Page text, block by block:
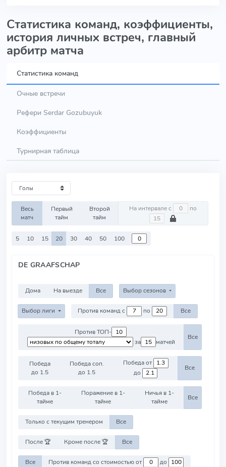
Статистика команд, коэффициенты,
история личных встреч, главный
арбитр матча
Статистика команд
Очные встречи
Рефери Serdar Gozubuyuk
Коэффициенты
Турнирная таблица
Весь
матч
Первый
тайм
Второй
тайм
На интервале с по
5 10 15 20 30 40 50 100
DE GRAAFSCHAP
Дома На выезде Все Выбор сезонов
Выбор лиги Против команд с по Все
Против ТОП-
за
матчей
Все
Победа
до 1.5
Победа соп.
до 1.5
Победа от
до
Все
Победа в 1-
тайме
Поражение в 1-
тайме
Ничья в 1-
тайме
Все
Только с текущим тренером Все
После 🏆 Кроме после 🏆 Все
Все Против команд со стоимостью от до